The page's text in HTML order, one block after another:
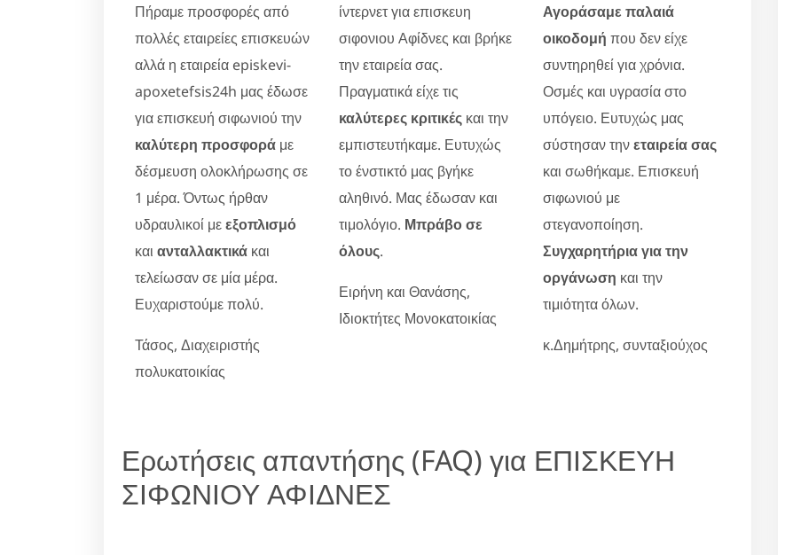
Πήραμε προσφορές από
πολλές εταιρείες επισκευών
αλλά η εταιρεία episkevi-
apoxetefsis24h μας έδωσε
για επισκευή σιφωνιού την
καλύτερη προσφορά με
δέσμευση ολοκλήρωσης σε
1 μέρα. Όντως ήρθαν
υδραυλικοί μεεξοπλισμό
και ανταλλακτικά και
τελείωσαν σε μία μέρα.
Ευχαριστούμε πολύ.
Τάσος, Διαχειριστής
πολυκατοικίας
ίντερνετ για επισκευη
σιφονιου Αφίδνες και βρήκε
την εταιρεία σας.
Πραγματικά είχε τις
καλύτερες κριτικές και την
εμπιστευτήκαμε. Ευτυχώς
το ένστικτό μας βγήκε
αληθινό. Μας έδωσαν και
τιμολόγιο. Μπράβο σε
όλους.
Ειρήνη και Θανάσης,
Ιδιοκτήτες Μονοκατοικίας
Αγοράσαμε παλαιά
οικοδομή που δεν είχε
συντηρηθεί για χρόνια.
Οσμές και υγρασία στο
υπόγειο. Ευτυχώς μας
σύστησαν τηνεταιρεία σας
και σωθήκαμε. Επισκευή
σιφωνιού με
στεγανοποίηση.
Συγχαρητήρια για την
οργάνωση και την
τιμιότητα όλων.
κ.Δημήτρης, συνταξιούχος
Ερωτήσεις απαντήσης (FAQ) για ΕΠΙΣΚΕΥΗ
ΣΙΦΩΝΙΟΥ ΑΦΙΔΝΕΣ